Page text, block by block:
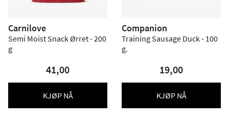
Carnilove
Semi Moist Snack Ørret - 200
g
41,00
KJØP NÅ
Companion
Training Sausage Duck - 100
g.
19,00
KJØP NÅ